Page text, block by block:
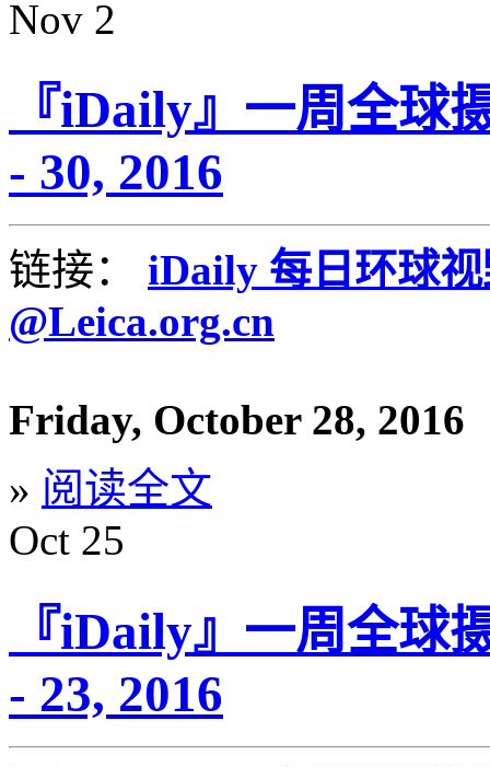
Nov 2
『iDaily』一周全球
- 30, 2016
链接： iDaily 每日环球
@Leica.org.cn
Friday, October 28, 2016
» 阅读全文
Oct 25
『iDaily』一周全球
- 23, 2016